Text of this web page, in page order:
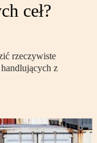
ceł?
rzeczywiste
z